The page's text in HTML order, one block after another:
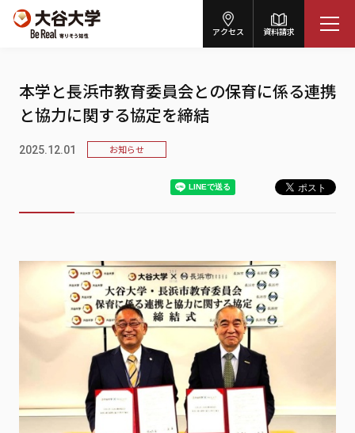
アクセス 資料請求
本学と長浜市教育委員会との保育に係る連携
と協力に関する協定を締結
2025.12.01 お知らせ